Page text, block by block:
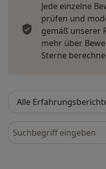
Jede einzelne
prüfen und
gemäß unserer
mehr über
Sterne
Bewertungen